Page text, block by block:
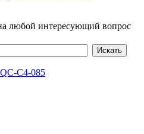
любой интересующий вопрос